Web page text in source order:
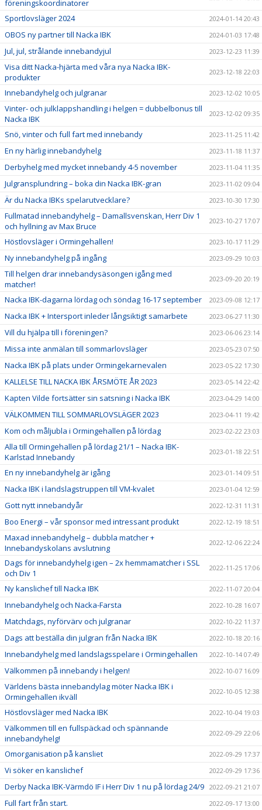
föreningskoordinatorer
Sportlovsläger 2024 2024-01-14 20:43
OBOS ny partner till Nacka IBK 2024-01-03 17:48
Jul, jul, strålande innebandyjul 2023-12-23 11:39
Visa ditt Nacka-hjärta med våra nya Nacka IBK-
produkter
2023-12-18 22:03
Innebandyhelg och julgranar 2023-12-02 10:05
Vinter- och julklappshandling i helgen = dubbelbonus till
Nacka IBK
2023-12-02 09:35
Snö, vinter och full fart med innebandy 2023-11-25 11:42
En ny härlig innebandyhelg 2023-11-18 11:37
Derbyhelg med mycket innebandy 4-5 november 2023-11-04 11:35
Julgransplundring – boka din Nacka IBK-gran 2023-11-02 09:04
Är du Nacka IBKs spelarutvecklare? 2023-10-30 17:30
Fullmatad innebandyhelg – Damallsvenskan, Herr Div 1
och hyllning av Max Bruce
2023-10-27 17:07
Höstlovsläger i Ormingehallen! 2023-10-17 11:29
Ny innebandyhelg på ingång 2023-09-29 10:03
Till helgen drar innebandysäsongen igång med
matcher!
2023-09-20 20:19
Nacka IBK-dagarna lördag och söndag 16-17 september 2023-09-08 12:17
Nacka IBK + Intersport inleder långsiktigt samarbete 2023-06-27 11:30
Vill du hjälpa till i föreningen? 2023-06-06 23:14
Missa inte anmälan till sommarlovsläger 2023-05-23 07:50
Nacka IBK på plats under Ormingekarnevalen 2023-05-22 17:30
KALLELSE TILL NACKA IBK ÅRSMÖTE ÅR 2023 2023-05-14 22:42
Kapten Vilde fortsätter sin satsning i Nacka IBK 2023-04-29 14:00
VÄLKOMMEN TILL SOMMARLOVSLÄGER 2023 2023-04-11 19:42
Kom och måljubla i Ormingehallen på lördag 2023-02-22 23:03
Alla till Ormingehallen på lördag 21/1 – Nacka IBK-
Karlstad Innebandy
2023-01-18 22:51
En ny innebandyhelg är igång 2023-01-14 09:51
Nacka IBK i landslagstruppen till VM-kvalet 2023-01-04 12:59
Gott nytt innebandyår 2022-12-31 11:31
Boo Energi – vår sponsor med intressant produkt 2022-12-19 18:51
Maxad innebandyhelg – dubbla matcher +
Innebandyskolans avslutning
2022-12-06 22:24
Dags för innebandyhelg igen – 2x hemmamatcher i SSL
och Div 1
2022-11-25 17:06
Ny kanslichef till Nacka IBK 2022-11-07 20:04
Innebandyhelg och Nacka-Farsta 2022-10-28 16:07
Matchdags, nyförvärv och julgranar 2022-10-22 11:37
Dags att beställa din julgran från Nacka IBK 2022-10-18 20:16
Innebandyhelg med landslagsspelare i Ormingehallen 2022-10-14 07:49
Välkommen på innebandy i helgen! 2022-10-07 16:09
Världens bästa innebandylag möter Nacka IBK i
Ormingehallen ikväll
2022-10-05 12:38
Höstlovsläger med Nacka IBK 2022-10-04 19:03
Välkommen till en fullspäckad och spännande
innebandyhelg!
2022-09-29 22:06
Omorganisation på kansliet 2022-09-29 17:37
Vi söker en kanslichef 2022-09-29 17:36
Derby Nacka IBK-Värmdö IF i Herr Div 1 nu på lördag 24/9 2022-09-21 21:07
Full fart från start. 2022-09-17 13:00